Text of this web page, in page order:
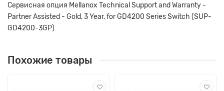
Сервисная опция Mellanox Technical Support and Warranty -
Partner Assisted - Gold, 3 Year, for GD4200 Series Switch (SUP-
GD4200-3GP)
Похожие товары